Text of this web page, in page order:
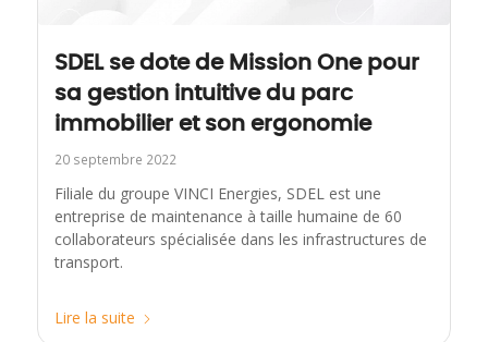
SDEL se dote de Mission One pour
sa gestion intuitive du parc
immobilier et son ergonomie
20 septembre 2022
Filiale du groupe VINCI Energies, SDEL est une
entreprise de maintenance à taille humaine de 60
collaborateurs spécialisée dans les infrastructures de
transport.
Lire la suite